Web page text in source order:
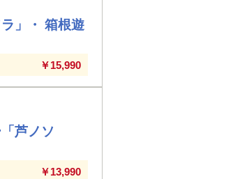
」・ 箱根遊
￥15,990
芦ノソ
￥13,990